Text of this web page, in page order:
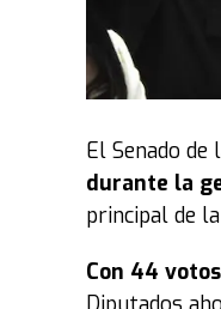
El Senado
durante la
principal de
Con 44